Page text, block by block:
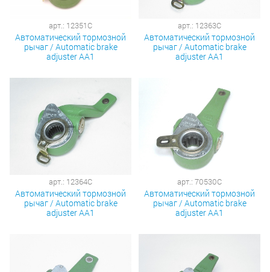
арт.: 12351C
Автоматический тормозной
рычаг / Automatic brake
adjuster AA1
арт.: 12363C
Автоматический тормозной
рычаг / Automatic brake
adjuster AA1
арт.: 12364C
Автоматический тормозной
рычаг / Automatic brake
adjuster AA1
арт.: 70530C
Автоматический тормозной
рычаг / Automatic brake
adjuster AA1